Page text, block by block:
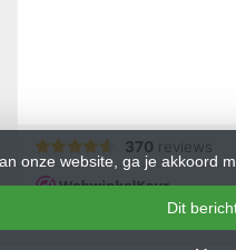
onze website, ga je akkoord
Dit